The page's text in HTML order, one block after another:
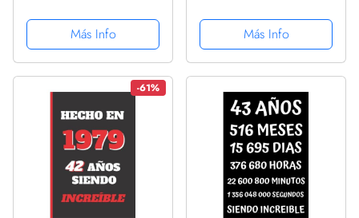
Más Info
43 aniversario de boda
para pareja, tarjetas de
felicitación de 145
Más Info
-61%